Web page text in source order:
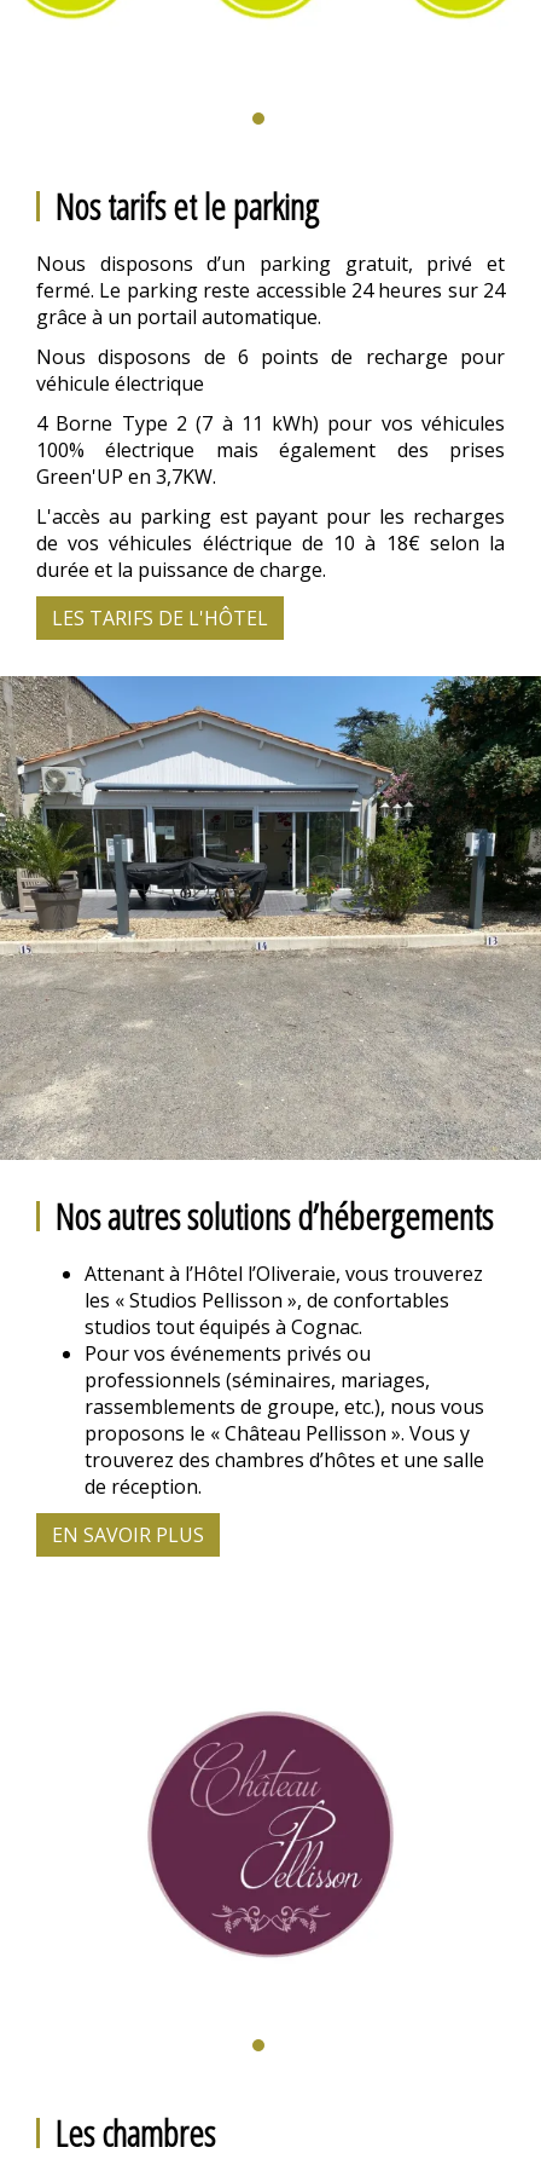
Nos tarifs et le parking
Nous disposons d’un parking gratuit, privé et
fermé. Le parking reste accessible 24 heures sur 24
grâce à un portail automatique.
Nous disposons de 6 points de recharge pour
véhicule électrique
4 Borne Type 2 (7 à 11 kWh) pour vos véhicules
100% électrique mais également des prises
Green'UP en 3,7KW.
L'accès au parking est payant pour les recharges
de vos véhicules éléctrique de 10 à 18€ selon la
durée et la puissance de charge.
LES TARIFS DE L'HÔTEL
Nos autres solutions d’hébergements
Attenant à l’Hôtel l’Oliveraie, vous trouverez
les «Studios Pellisson », de confortables
studios tout équipés à Cognac.
Pour vos événements privés ou
professionnels (séminaires, mariages,
rassemblements de groupe, etc.), nous vous
proposons le «Château Pellisson ». Vous y
trouverez des chambres d’hôtes et une salle
de réception.
EN SAVOIR PLUS
Les chambres